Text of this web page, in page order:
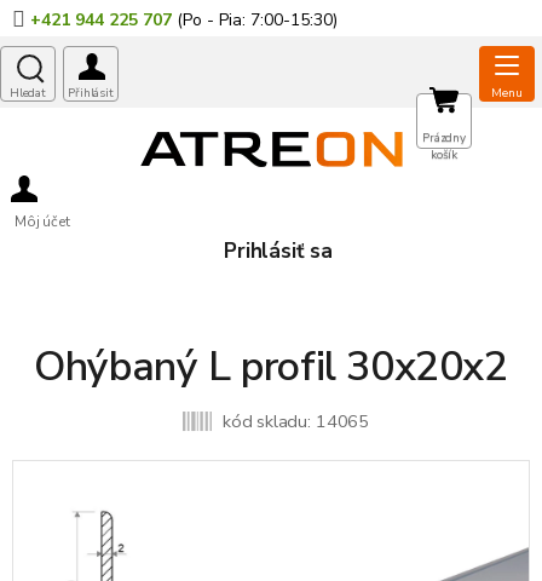
Prejsť
na
obsah
+421 944 225 707
Môj účet
Prihlásiť sa
NÁKUPNÝ
KOŠÍK
Prázdny
košík
Ohýbaný L profil 30x20x2
kód skladu: 14065